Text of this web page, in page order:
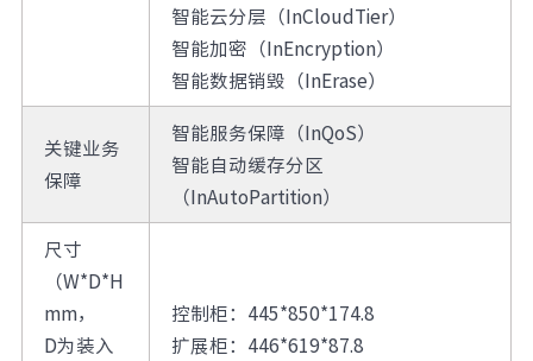
智能云分层（InCloudTier）
智能加密（InEncryption）
智能数据销毁（InErase）
关键业务
保障
智能服务保障（InQoS）
智能自动缓存分区
（InAutoPartition）
尺寸
（W*D*H
mm，
D为装入
控制柜：445*850*174.8
扩展柜：446*619*87.8